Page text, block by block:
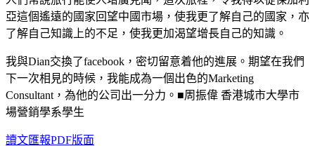
亞這個遙遠的國家回望中國市場，使我更了解自己的國家，亦
了解自己知識上的不足，使我更加渴望增長自己的知識。
我與Dian交換了facebook，密切留意着他的進展。期望在我們
下一次相見的時候，我能成為一個出色的Marketing
Consultant，為他的公司出一分力。■周振偉 香港城市大學市
場營銷學系學生
讀文匯報PDF版面